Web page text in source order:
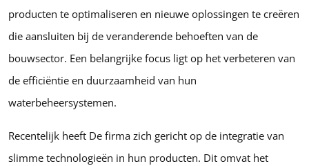
producten te optimaliseren en nieuwe oplossingen te creëren
die aansluiten bij de veranderende behoeften van de
bouwsector. Een belangrijke focus ligt op het verbeteren van
de efficiëntie en duurzaamheid van hun
waterbeheersystemen.
Recentelijk heeft De firma zich gericht op de integratie van
slimme technologieën in hun producten. Dit omvat het